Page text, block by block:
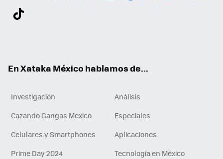
En Xataka México hablamos de...
Investigación
Análisis
Cazando Gangas Mexico
Especiales
Celulares y Smartphones
Aplicaciones
Prime Day 2024
Tecnología en México